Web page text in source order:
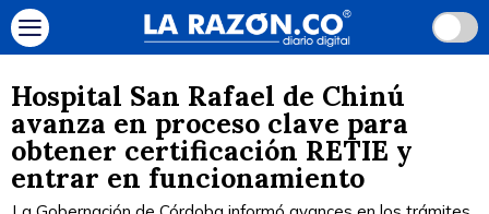
Hospital San Rafael de Chinú
avanza en proceso clave para
obtener certificación RETIE y
entrar en funcionamiento